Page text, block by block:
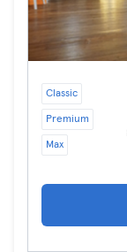
Classic
Premium
Max